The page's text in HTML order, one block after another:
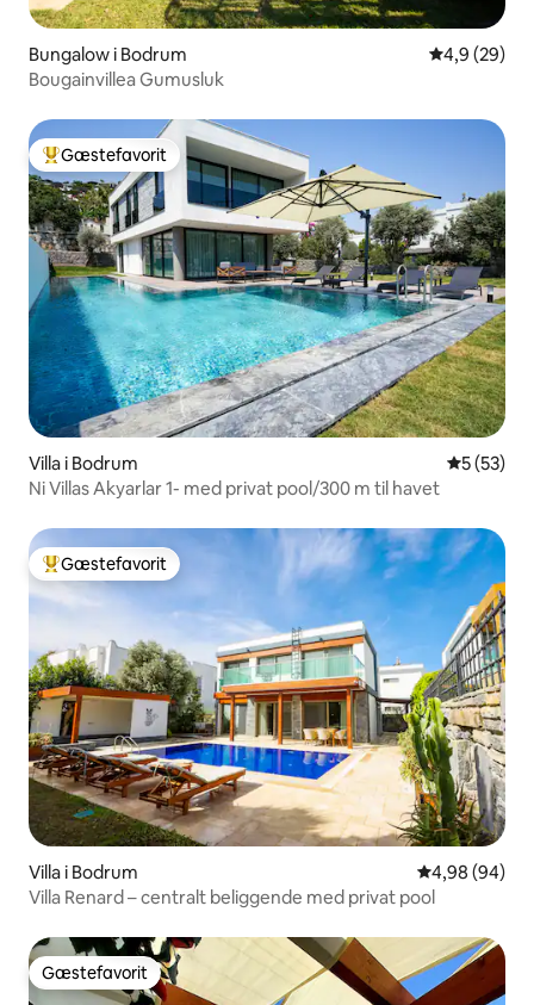
Bungalow i Bodrum 4,9 ud af 5 i
4,9 (29)
Bougainvillea Gumusluk
Bedste gæstefavorit
Gæstefavorit
Villa i Bodrum 5 ud af 5 i
5 (53)
Ni Villas Akyarlar 1- med privat pool/300 m til havet
Bedste gæstefavorit
Gæstefavorit
Villa i Bodrum 4,98 ud af 5 i
4,98 (94)
Villa Renard – centralt beliggende med privat pool
Gæstefavorit
Gæstefavorit